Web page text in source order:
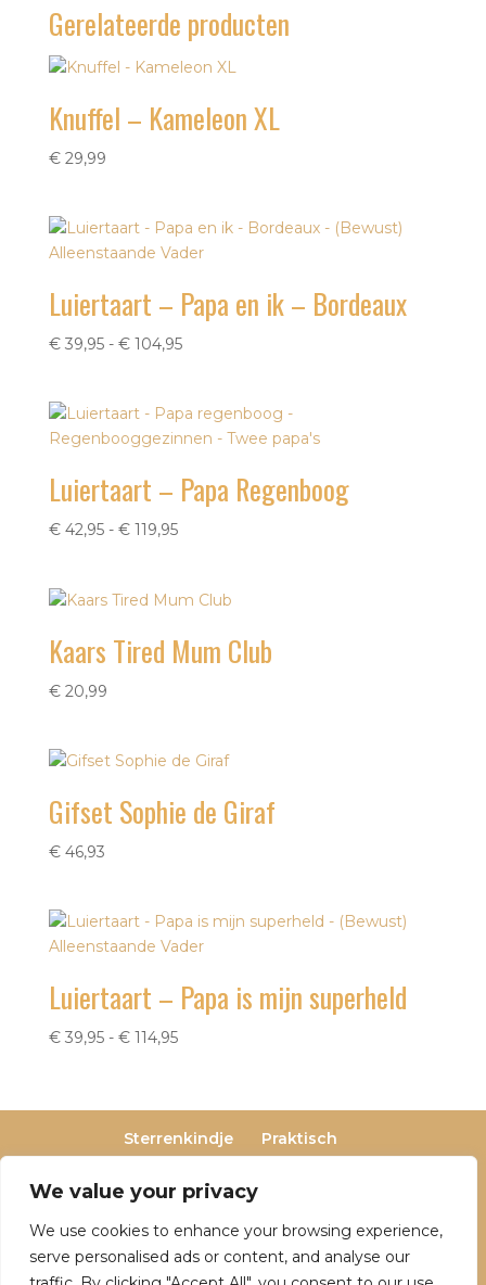
We value your privacy
We use cookies to enhance your browsing experience,
serve personalised ads or content, and analyse our
Gerelateerde producten
Knuffel – Kameleon XL
€29,99
Luiertaart – Papa en ik – Bordeaux
€39,95 - €104,95Prijsklasse:
€ 104,95
Luiertaart – Papa Regenboog
€42,95 - €119,95Prijsklasse:
€ 119,95
Kaars Tired Mum Club
€20,99
Gifset Sophie de Giraf
€46,93
Luiertaart – Papa is mijn superheld
€39,95 - €114,95Prijsklasse:
€ 114,95
Sterrenkindje
Praktisch
Terugbetaal- en retourneringsbeleid
Over Dutch Dreamers